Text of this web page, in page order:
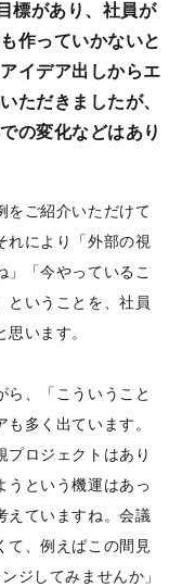
標があり、社員が
作っていかないと
イデア出しからエ
ただきましたが、
の変化などはあり
をご紹介いただけて
れにより「外部の視
」「今やっているこ
ということを、社員
います。
ら、「こういうこと
多く出ています。
プロジェクトはあり
うという機運はあっ
えていますね。会議
て、例えばこの間見
ジしてみませんか」